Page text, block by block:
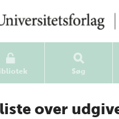
Søg
over